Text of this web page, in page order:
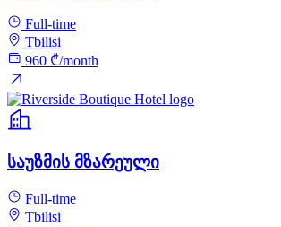
Full-time
Tbilisi
960 ₾/month
საუზმის მზარეული
Full-time
Tbilisi